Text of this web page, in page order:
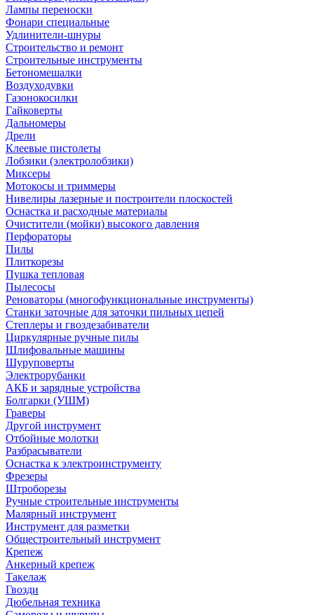
Лампы переноски
Фонари специальные
Удлинители-шнуры
Строительство и ремонт
Строительные инструменты
Бетономешалки
Воздуходувки
Газонокосилки
Гайковерты
Дальномеры
Дрели
Клеевые пистолеты
Лобзики (электролобзики)
Миксеры
Мотокосы и триммеры
Нивелиры лазерные и построители плоскостей
Оснастка и расходные материалы
Очистители (мойки) высокого давления
Перфораторы
Пилы
Плиткорезы
Пушка тепловая
Пылесосы
Реноваторы (многофункциональные инструменты)
Станки заточные для заточки пильных цепей
Степлеры и гвоздезабиватели
Циркулярные ручные пилы
Шлифовальные машины
Шуруповерты
Электрорубанки
АКБ и зарядные устройства
Болгарки (УШМ)
Граверы
Другой инструмент
Отбойные молотки
Разбрасыватели
Оснастка к электроинструменту
Фрезеры
Штроборезы
Ручные строительные инструменты
Малярный инструмент
Инструмент для разметки
Общестроительный инструмент
Крепеж
Анкерный крепеж
Такелаж
Гвозди
Дюбельная техника